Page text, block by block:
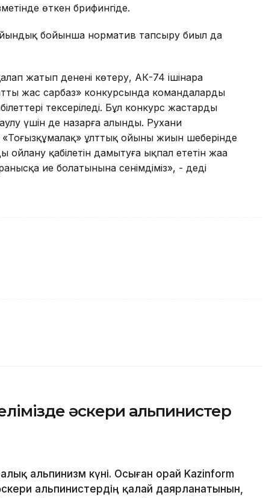
өткен брифингіде.
бойынша норматив тапсыру биыл да
жатып денені көтеру, АК-74 ішінара
жас сарбаз» конкурсында командалардың
тексеріледі. Бұл конкурс жастардың
үшін де назарға алынды. Рухани
«Тоғызқұмалақ» ұлттық ойыны жиын шеңберінде
ойлану қабілетін дамытуға ықпал ететін жаңа
ие болатынына сенімдіміз», - деді
әскери альпинистер
альпинизм күні. Осыған орай Kazinform
әскери альпинистердің қалай даярланатынын,